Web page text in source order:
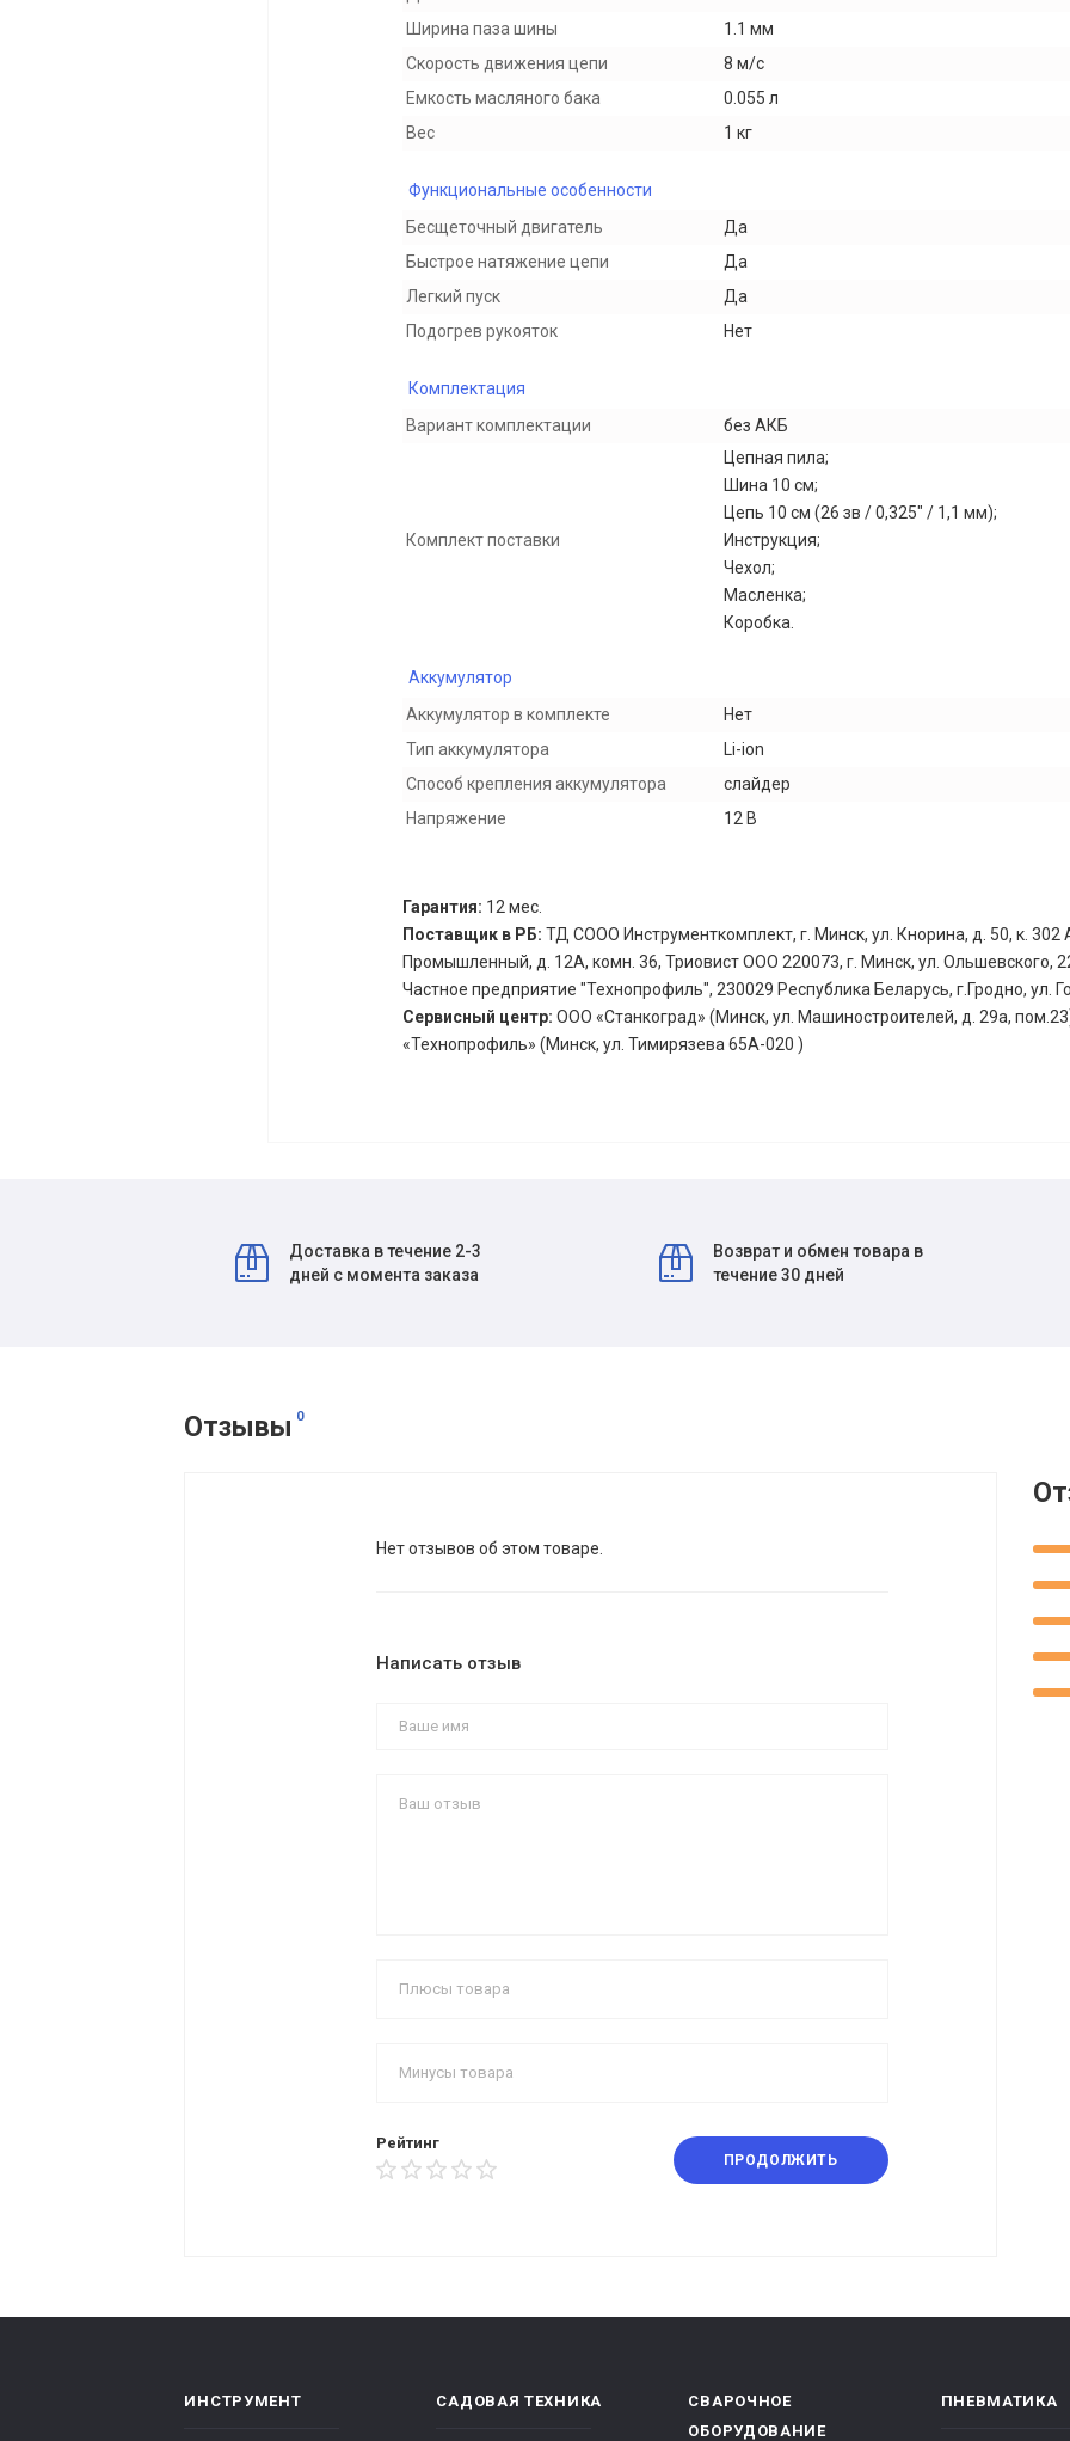
Ширина паза шины
1.1 мм
Скорость движения цепи
8 м/с
Емкость масляного бака
0.055 л
Вес
1 кг
Функциональные особенности
Бесщеточный двигатель
Да
Быстрое натяжение цепи
Да
Легкий пуск
Да
Подогрев рукояток
Нет
Комплектация
Вариант комплектации
без АКБ
Комплект поставки
Цепная пила;
Шина 10 см;
Цепь 10 см (26 зв / 0,325" / 1,1 мм);
Инструкция;
Чехол;
Масленка;
Коробка.
Аккумулятор
Аккумулятор в комплекте
Нет
Тип аккумулятора
Li-ion
Способ крепления аккумулятора
слайдер
Напряжение
12 В
Гарантия: 12 мес.
Поставщик в РБ: ТД СООО Инструменткомплект, г. Минск, ул. Кнорина, д. 50, к. 302
Промышленный, д. 12А, комн. 36, Триовист ООО 220073, г. Минск, ул. Ольшевского,
Частное предприятие "Технопрофиль", 230029 Республика Беларусь, г.Гродно, ул.
Сервисный центр: ООО «Станкоград» (Минск, ул. Машиностроителей, д. 29а,
«Технопрофиль» (Минск, ул. Тимирязева 65А-020 )
Доставка в течение 2-3
дней с момента заказа
Возврат и обмен товара в
течение 30 дней
Отзывы 0
Нет отзывов об этом товаре.
Написать отзыв
Рейтинг
ПРОДОЛЖИТЬ
ИНСТРУМЕНТ САДОВАЯ ТЕХНИКА
СВАРОЧНОЕ
ОБОРУДОВАНИЕ
ПНЕВМАТИКА